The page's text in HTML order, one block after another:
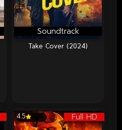
Soundtrack
Take Cover (2024)
Full HD
4.5